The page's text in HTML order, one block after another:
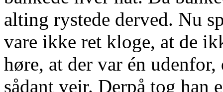
alting rystede derved. Nu
vare ikke ret kloge, at de
høre, at der var én
sådant vejr. Derpå tog han